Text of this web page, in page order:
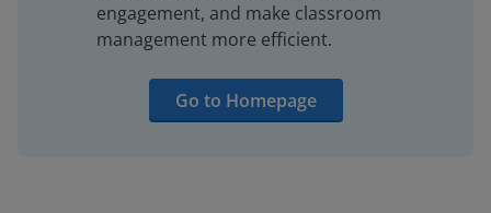
engagement, and make classroom
management more efficient.
Go to Homepage